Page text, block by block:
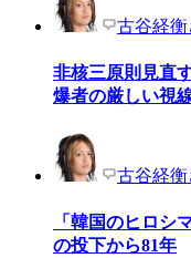
古谷経
非核三原則見直
爆者の厳しい視
古谷経
「韓国のヒロ
の投下から81年